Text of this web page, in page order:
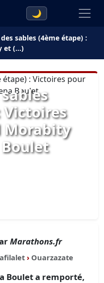
🌙
sables (4ème étape) :
et (…)
Victoires
Morabity
Marathons.fr
› Ouarzazate
Boulet a remporté,